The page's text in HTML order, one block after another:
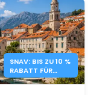
SNAV: BIS ZU 10 %
RABATT FÜR
KROATIEN UND